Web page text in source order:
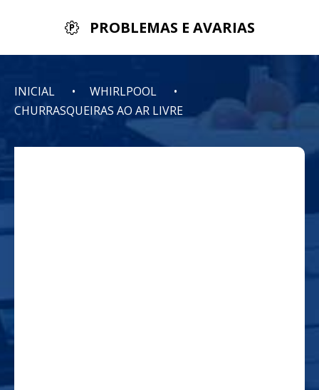
PROBLEMAS E AVARIAS
INICIAL
WHIRLPOOL
CHURRASQUEIRAS AO AR LIVRE